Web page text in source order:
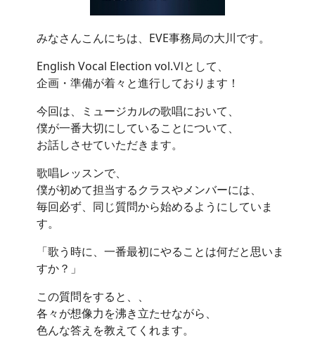
みなさんこんにちは、EVE事務局の大川です。
English Vocal Election vol.Ⅵとして、
企画・準備が着々と進行しております！
今回は、ミュージカルの歌唱において、
僕が一番大切にしていることについて、
お話しさせていただきます。
歌唱レッスンで、
僕が初めて担当するクラスやメンバーには、
毎回必ず、同じ質問から始めるようにしていま
す。
「歌う時に、一番最初にやることは何だと思いま
すか？」
この質問をすると、、
各々が想像力を沸き立たせながら、
色んな答えを教えてくれます。